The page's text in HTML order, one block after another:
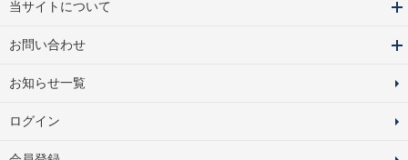
当サイトについて
お問い合わせ
お知らせ一覧
ログイン